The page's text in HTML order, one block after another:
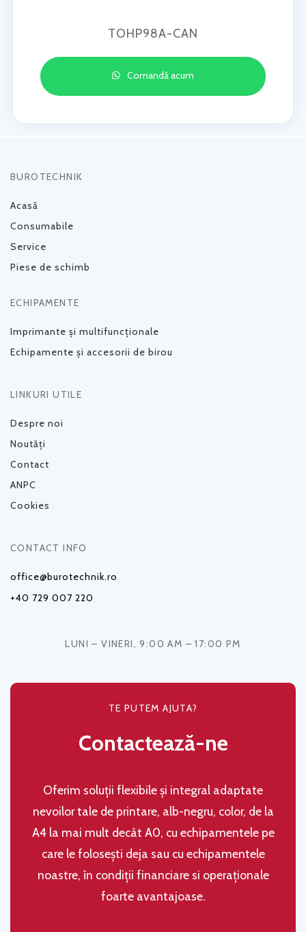
TOHP98A-CAN
Comandă acum
BUROTECHNIK
Acasă
Consumabile
Service
Piese de schimb
ECHIPAMENTE
Imprimante și multifuncționale
Echipamente și accesorii de birou
LINKURI UTILE
Despre noi
Noutăți
Contact
ANPC
Cookies
CONTACT INFO
office@burotechnik.ro
+40 729 007 220
LUNI – VINERI, 9:00 AM – 17:00 PM
TE PUTEM AJUTA?
Contactează-ne
Oferim soluţii flexibile şi integral adaptate
nevoilor tale de printare, alb-negru, color, de la
A4 la mai mult decât A0, cu echipamentele pe
care le folosești deja sau cu echipamentele
noastre, în condiţii financiare si operaţionale
foarte avantajoase.